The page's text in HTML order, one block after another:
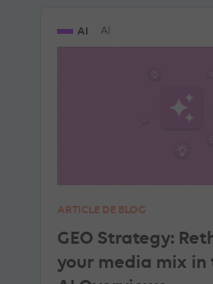
AI AI
ARTICLE DE BLOG
GEO Strategy:
your media mix in